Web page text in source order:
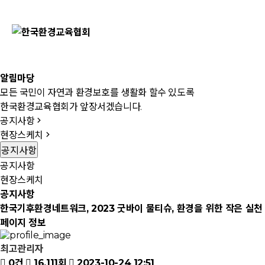
알림마당
모든 국민이 자연과 환경보호를 생활화 할수 있도록
한국환경교육협회가 앞장서겠습니다.
공지사항
현장스케치
공지사항
공지사항
현장스케치
공지사항
한국기후환경네트워크, 2023 굿바이 물티슈, 환경을 위한 작은 실천
페이지 정보
최고관리자